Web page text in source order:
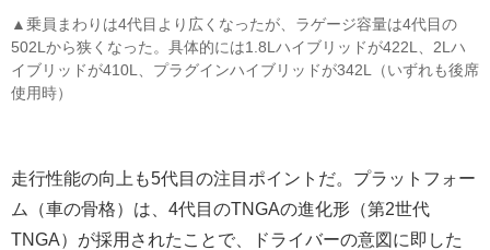
▲乗員まわりは4代目より広くなったが、ラゲージ容量は4代目の
502Lから狭くなった。具体的には1.8Lハイブリッドが422L、2Lハ
イブリッドが410L、プラグインハイブリッドが342L（いずれも後席
使用時）
走行性能の向上も5代目の注目ポイントだ。プラットフォー
ム（車の骨格）は、4代目のTNGAの進化形（第2世代
TNGA）が採用されたことで、ドライバーの意図に即した